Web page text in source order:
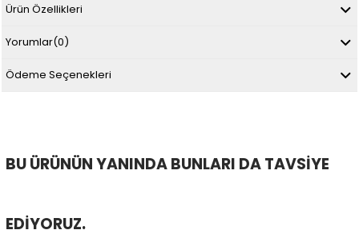
Ürün Özellikleri
Yorumlar(0)
Ödeme Seçenekleri
BU ÜRÜNÜN YANINDA BUNLARI DA TAVSIYE
EDIYORUZ.